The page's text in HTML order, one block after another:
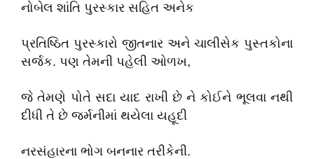
નોબેલ શાંતિ પુરસ્કાર સહિત અનેક
પ્રતિષ્ઠિત પુરસ્કારો જીતનાર અને ચાલીસેક પુસ્તકોના
સર્જક. પણ તેમની પહેલી ઓળખ,
જે તેમણે પોતે સદા યાદ રાખી છે ને કોઈને ભૂલવા નથી
દીધી તે છે જર્મનીમાં થયેલા યહૂદી
નરસંહારના ભોગ બનનાર તરીકેની.